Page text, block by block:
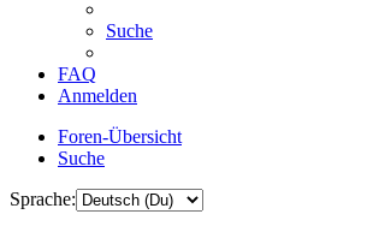
Suche
FAQ
Anmelden
Foren-Übersicht
Suche
Sprache: